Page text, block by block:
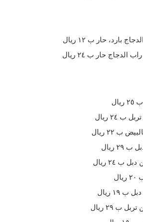
بارد، حار ب ١٢ ريال
الدجاج حار ب ٢٤ ريال
٢٤ ريال
ب ٢٢ ريال
ريال
ب ٢٤ ريال
١٩ ريال
ب ٢٩ ريال